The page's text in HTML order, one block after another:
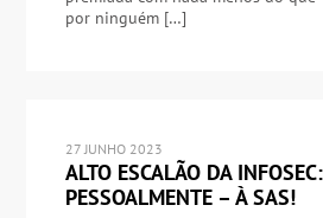
por ninguém […]
27 JUNHO 2023
ALTO ESCALÃO DA
PESSOALMENTE – À SAS!